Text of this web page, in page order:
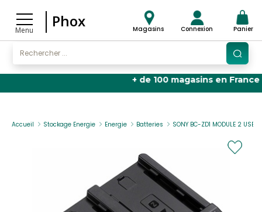
Menu
Phox Magasins Connexion Panier
+ de 100 magasins en France🏬 |
Accueil Stockage Energie Energie Batteries SONY BC-ZD1 MODULE 2 USB-